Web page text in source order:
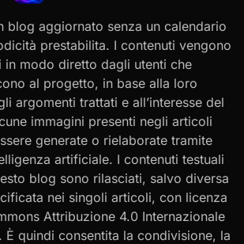
blog aggiornato senza un calendario
prestabilita. I contenuti vengono
in modo diretto dagli utenti che
al progetto, in base alla loro
argomenti trattati e all’interesse del
immagini presenti negli articoli
generate o rielaborate tramite
artificiale. I contenuti testuali
blog sono rilasciati, salvo diversa
nei singoli articoli, con licenza
Attribuzione 4.0 Internazionale
quindi consentita la condivisione, la